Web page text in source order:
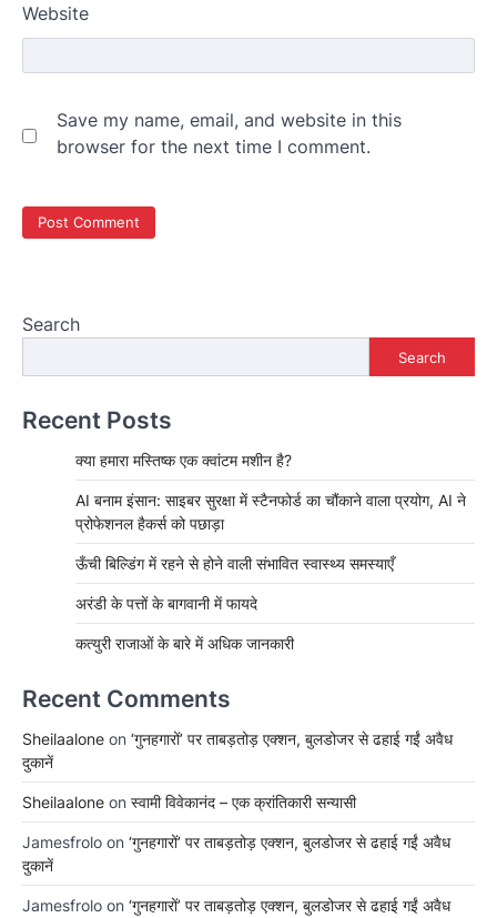
Website
Save my name, email, and website in this
browser for the next time I comment.
Search
Search
Recent Posts
क्या हमारा मस्तिष्क एक क्वांटम मशीन है?
AI बनाम इंसान: साइबर सुरक्षा में स्टैनफोर्ड का चौंकाने वाला प्रयोग, AI ने
प्रोफेशनल हैकर्स को पछाड़ा
ऊँची बिल्डिंग में रहने से होने वाली संभावित स्वास्थ्य समस्याएँ
अरंडी के पत्तों के बागवानी में फायदे
कत्युरी राजाओं के बारे में अधिक जानकारी
Recent Comments
Sheilaalone on ‘गुनहगारों’ पर ताबड़तोड़ एक्शन, बुलडोजर से ढहाई गईं अवैध
दुकानें
Sheilaalone on स्वामी विवेकानंद – एक क्रांतिकारी सन्यासी
Jamesfrolo on ‘गुनहगारों’ पर ताबड़तोड़ एक्शन, बुलडोजर से ढहाई गईं अवैध
दुकानें
Jamesfrolo on ‘गुनहगारों’ पर ताबड़तोड़ एक्शन, बुलडोजर से ढहाई गईं अवैध